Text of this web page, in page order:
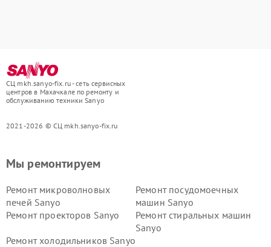
СЦ mkh.sanyo-fix.ru - сеть сервисных
центров в Махачкале по ремонту и
обслуживанию техники Sanyo
2021-2026 © СЦ mkh.sanyo-fix.ru
Мы ремонтируем
Ремонт микроволновых
печей Sanyo
Ремонт посудомоечных
машин Sanyo
Ремонт проекторов Sanyo
Ремонт стиральных машин
Sanyo
Ремонт холодильников Sanyo